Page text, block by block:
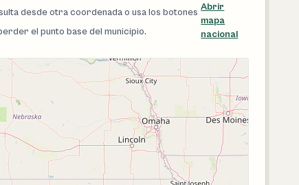
desde otra coordenada o usa los botones
el punto base del municipio.
Abrir
mapa
nacional